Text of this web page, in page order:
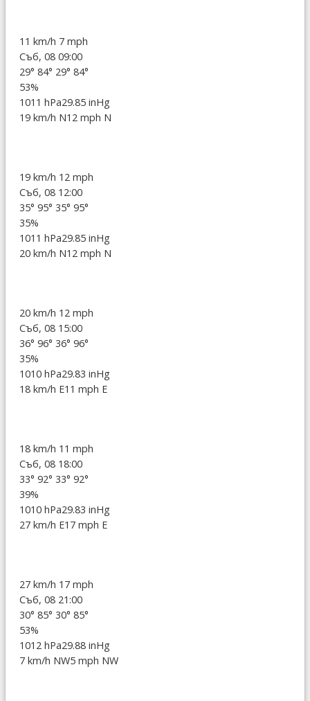
11 km/h 7 mph
Съб, 08 09:00
29° 84° 29° 84°
53%
1011 hPa29.85 inHg
19 km/h N12 mph N
19 km/h 12 mph
Съб, 08 12:00
35° 95° 35° 95°
35%
1011 hPa29.85 inHg
20 km/h N12 mph N
20 km/h 12 mph
Съб, 08 15:00
36° 96° 36° 96°
35%
1010 hPa29.83 inHg
18 km/h E11 mph E
18 km/h 11 mph
Съб, 08 18:00
33° 92° 33° 92°
39%
1010 hPa29.83 inHg
27 km/h E17 mph E
27 km/h 17 mph
Съб, 08 21:00
30° 85° 30° 85°
53%
1012 hPa29.88 inHg
7 km/h NW5 mph NW